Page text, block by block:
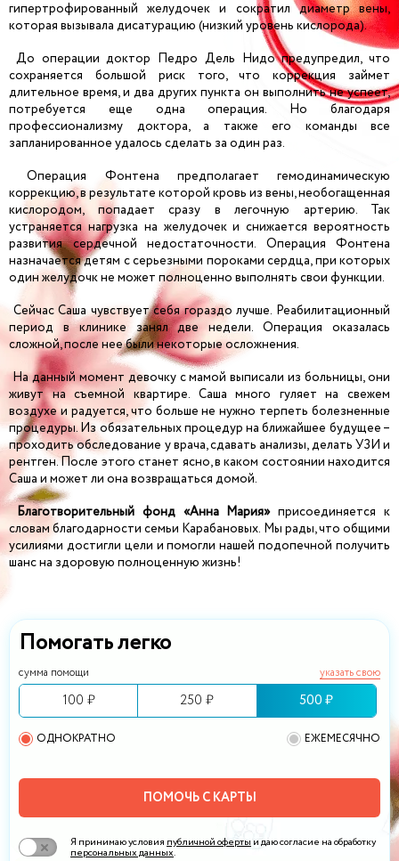
Помогать легко
сумма помощи указать свою
100 ₽ 250 ₽ 500 ₽
ОДНОКРАТНО ЕЖЕМЕСЯЧНО
ПОМОЧЬ С КАРТЫ
Я принимаю условия публичной оферты и даю согласие на обработку
персональных данных.
гипертрофированный желудочек и сократил диаметр вены,
которая вызывала дисатурацию (низкий уровень кислорода).
До операции доктор Педро Дель Нидо предупредил, что
сохраняется большой риск того, что коррекция займет
длительное время, и два других пункта он выполнить не успеет,
потребуется еще одна операция. Но благодаря
профессионализму доктора, а также его команды все
запланированное удалось сделать за один раз.
Операция Фонтена предполагает гемодинамическую
коррекцию, в результате которой кровь из вены, необогащенная
кислородом, попадает сразу в легочную артерию. Так
устраняется нагрузка на желудочек и снижается вероятность
развития сердечной недостаточности. Операция Фонтена
назначается детям с серьезными пороками сердца, при которых
один желудочк не может полноценно выполнять свои функции.
Сейчас Саша чувствует себя гораздо лучше. Реабилитационный
период в клинике занял две недели. Операция оказалась
сложной, после нее были некоторые осложнения.
На данный момент девочку с мамой выписали из больницы, они
живут на съемной квартире. Саша много гуляет на свежем
воздухе и радуется, что больше не нужно терпеть болезненные
процедуры. Из обязательных процедур на ближайшее будущее –
проходить обследование у врача, сдавать анализы, делать УЗИ и
рентген. После этого станет ясно, в каком состоянии находится
Саша и может ли она возвращаться домой.
Благотворительный фонд «Анна Мария»присоединяется к
словам благодарности семьи Карабановых. Мы рады, что общими
усилиями достигли цели и помогли нашей подопечной получить
шанс на здоровую полноценную жизнь!